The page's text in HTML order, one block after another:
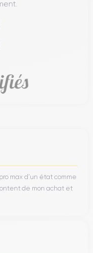
max d’un état comme
de mon achat et